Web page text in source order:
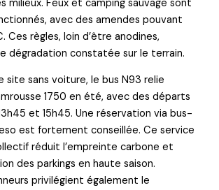
milieux. Feux et camping sauvage sont
avec des amendes pouvant
règles, loin d’être anodines,
dégradation constatée sur le terrain.
site sans voiture, le bus N93 relie
1750 en été, avec des départs
et 15h45. Une réservation via bus-
est fortement conseillée. Ce service
réduit l’empreinte carbone et
des parkings en haute saison.
privilégient également le